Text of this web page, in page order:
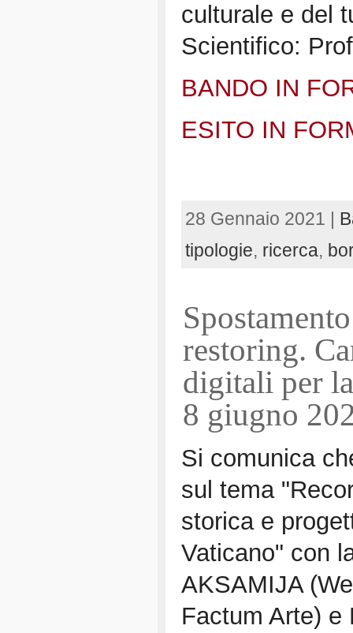
culturale e del
Scientifico:
BANDO IN
ESITO IN
28 Gennaio 2021 |
tipologie, ricerca,
restoring.
digitali per
8 giugno
Si comunica
sul tema
storica e
Vaticano" con
AKSAMIJA
Factum Arte) e